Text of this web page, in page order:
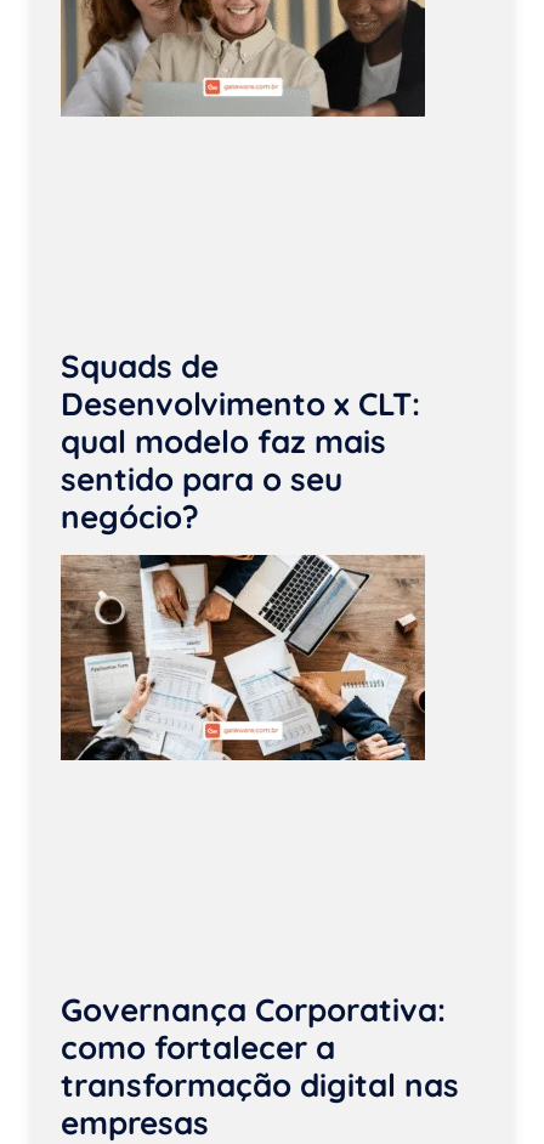
Squads de
Desenvolvimento x CLT:
qual modelo faz mais
sentido para o seu
negócio?
Governança Corporativa:
como fortalecer a
transformação digital nas
empresas